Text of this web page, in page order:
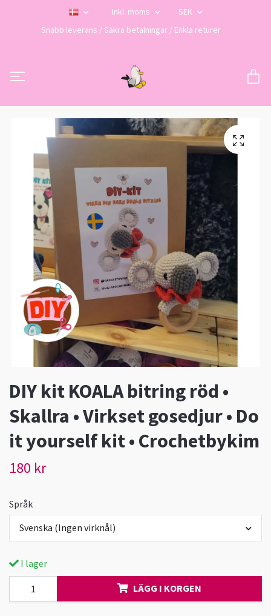
Inkl. moms
SEK
Snabb leverans / Säkra betalningar / Enkla returer
DIY kit KOALA bitring röd •
Skallra • Virkset gosedjur • Do
it yourself kit • Crochetbykim
180 kr
Språk
Svenska (Ingen virknål)
I lager
LÄGG I KORGEN